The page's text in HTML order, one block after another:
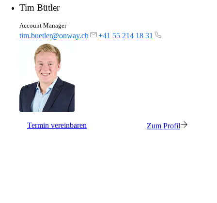
Tim Bütler
Account Manager
tim.buetler@onway.ch +41 55 214 18 31
Termin vereinbaren Zum Profil